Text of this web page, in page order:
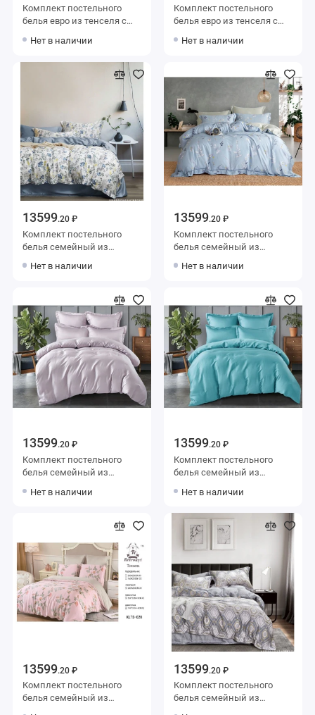
Комплект постельного
белья евро из тенселя с
с наволочками 70х70 2 шт
Нет в наличии
Комплект постельного
белья евро из тенселя с
с наволочками 70х70 2 шт
Нет в наличии
13599.20 ₽
Комплект постельного
белья семейный из
50х70 2 шт и с
Нет в наличии
13599.20 ₽
Комплект постельного
белья семейный из
50х70 2 шт и с
Нет в наличии
13599.20 ₽
Комплект постельного
белья семейный из
50х70 2 шт и с
Нет в наличии
13599.20 ₽
Комплект постельного
белья семейный из
50х70 2 шт и с
Однотонное Valtery
Нет в наличии
13599.20 ₽
Комплект постельного
белья семейный из
13599.20 ₽
Комплект постельного
белья семейный из